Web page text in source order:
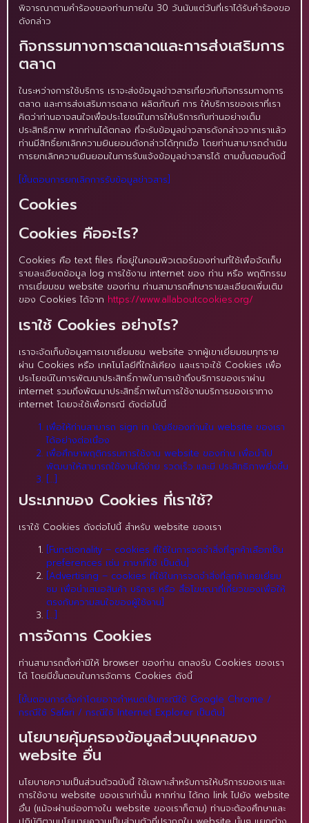
พิจารณาตามคำร้องของท่านภายใน 30 วันนับแต่วันที่เราได้รับคำร้องขอ
ดังกล่าว
กิจกรรมทางการตลาดและการส่งเสริมการ
ตลาด
ในระหว่างการใช้บริการ เราจะส่งข้อมูลข่าวสารเกี่ยวกับกิจกรรมทางการ
ตลาด และการส่งเสริมการตลาด ผลิตภัณฑ์ การ ให้บริการของเราที่เรา
คิดว่าท่านอาจสนใจเพื่อประโยชน์ในการให้บริการกับท่านอย่างเต็ม
ประสิทธิภาพ หากท่านได้ตกลง ที่จะรับข้อมูลข่าวสารดังกล่าวจากเราแล้ว
ท่านมีสิทธิ์ยกเลิกความยินยอมดังกล่าวได้ทุกเมื่อ โดยท่านสามารถดำเนิน
การยกเลิกความยินยอมในการรับแจ้งข้อมูลข่าวสารได้ ตามขั้นตอนดังนี้
[ขั้นตอนการยกเลิกการรับข้อมูลข่าวสาร]
Cookies
Cookies คืออะไร?
Cookies คือ text files ที่อยู่ในคอมพิวเตอร์ของท่านที่ใช้เพื่อจัดเก็บ
รายละเอียดข้อมูล log การใช้งาน internet ของ ท่าน หรือ พฤติกรรม
การเยี่ยมชม website ของท่าน ท่านสามารถศึกษารายละเอียดเพิ่มเติม
ของ Cookies ได้จาก https://www.allaboutcookies.org/
เราใช้ Cookies อย่างไร?
เราจะจัดเก็บข้อมูลการเขาเยี่ยมชม website จากผู้เขาเยี่ยมชมทุกราย
ผ่าน Cookies หรือ เทคโนโลยีที่ใกล้เคียง และเราจะใช้ Cookies เพื่อ
ประโยชน์ในการพัฒนาประสิทธิ์ภาพในการเข้าถึงบริการของเราผ่าน
internet รวมถึงพัฒนาประสิทธิ์ภาพในการใช้งานบริการของเราทาง
internet โดยจะใช้เพื่อกรณี ดังต่อไปนี้
เพื่อให้ท่านสามารถ sign in บัญชีของท่านใน website ของเรา
ได้อย่างต่อเนื่อง
เพื่อศึกษาพฤติกรรมการใช้งาน website ของท่าน เพื่อนำไป
พัฒนาให้สามารถใช้งานได้ง่าย รวดเร็ว และมี ประสิทธิภาพยิ่งขึ้น
[…]
ประเภทของ Cookies ที่เราใช้?
เราใช้ Cookies ดังต่อไปนี้ สำหรับ website ของเรา
[Functionality – cookies ที่ใช้ในการจดจำสิ่งที่ลูกค้าเลือกเป็น
preferences เช่น ภาษาที่ใช้ เป็นต้น]
[Advertising – cookies ที่ใช้ในการจดจำสิ่งที่ลูกค้าเคยเยี่ยม
ชม เพื่อนำเสนอสินค้า บริการ หรือ สื่อโฆษณาที่เกี่ยวของเพื่อให้
ตรงกับความสนใจของผู้ใช้งาน]
[…]
การจัดการ Cookies
ท่านสามารถตั้งค่ามิให้ browser ของท่าน ตกลงรับ Cookies ของเรา
ได้ โดยมีขั้นตอนในการจัดการ Cookies ดังนี้
[ขั้นตอนการตั้งค่าโดยอาจกำหนดเป็นกรณีใช้ Google Chrome /
กรณีใช้ Safari / กรณีใช้ Internet Explorer เป็นต้น]
นโยบายคุ้มครองข้อมูลส่วนบุคคลของ
website อื่น
นโยบายความเป็นส่วนตัวฉบับนี้ ใช้เฉพาะสำหรับการให้บริการของเราและ
การใช้งาน website ของเราเท่านั้น หากท่าน ได้กด link ไปยัง website
อื่น (แม้จะผ่านช่องทางใน website ของเราก็ตาม) ท่านจะต้องศึกษาและ